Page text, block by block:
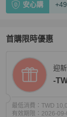
安心購
首購限時優惠
迎
-
最低消費： TWD
有效期限： 2026-09-